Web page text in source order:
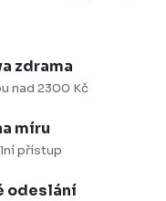
zdrama
nad 2300 Kč
míru
přístup
odeslání